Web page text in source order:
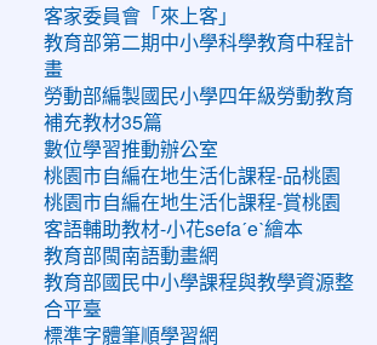
客家委員會「來上客」
教育部第二期中小學科學教育中程計
畫
勞動部編製國民小學四年級勞動教育
補充教材35篇
數位學習推動辦公室
桃園市自編在地生活化課程-品桃園
桃園市自編在地生活化課程-賞桃園
客語輔助教材-小花sefaˊeˋ繪本
教育部閩南語動畫網
教育部國民中小學課程與教學資源整
合平臺
標準字體筆順學習網